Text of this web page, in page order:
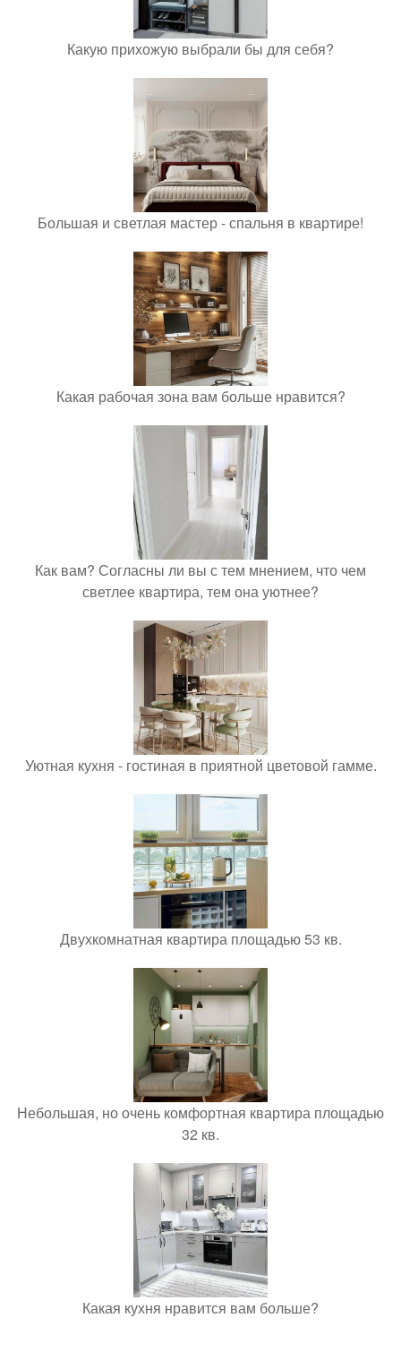
Какую прихожую выбрали бы для себя?
Большая и светлая мастер - спальня в квартире!
Какая рабочая зона вам больше нравится?
Как вам? Согласны ли вы с тем мнением, что чем
светлее квартира, тем она уютнее?
Уютная кухня - гостиная в приятной цветовой гамме.
Двухкомнатная квартира площадью 53 кв.
Небольшая, но очень комфортная квартира площадью
32 кв.
Какая кухня нравится вам больше?